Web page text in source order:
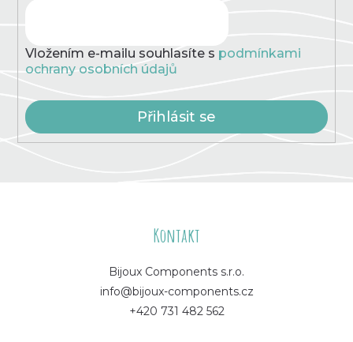
Vložením e-mailu souhlasíte s podmínkami
ochrany osobních údajů
Přihlásit se
Kontakt
Bijoux Components s.r.o.
info@bijoux-components.cz
+420 731 482 562